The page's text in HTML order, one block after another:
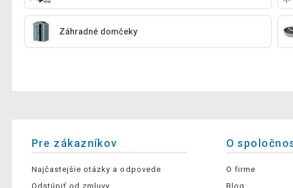
Záhradné domčeky
Pre zákazníkov
Najčastejšie otázky a odpovede
Odstúpiť od zmluvy
O
O firme
Blog